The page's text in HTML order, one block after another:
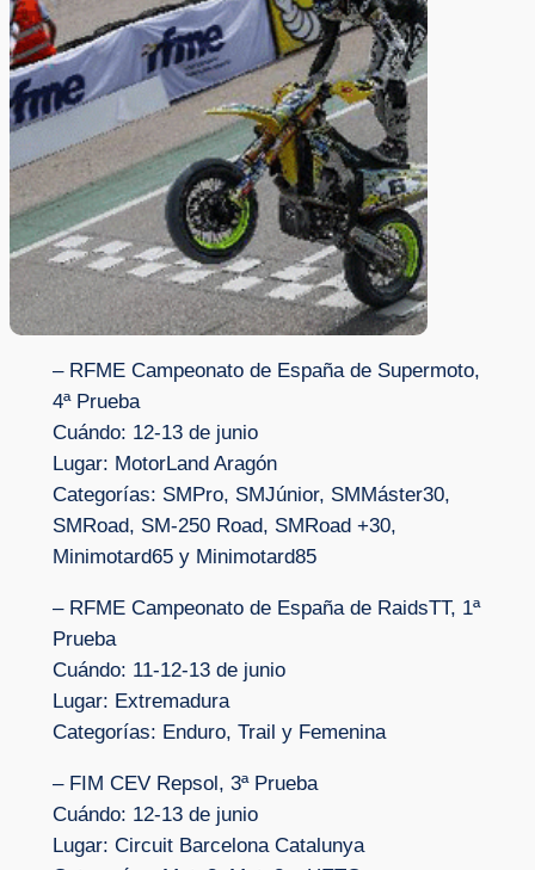
– RFME Campeonato de España de Supermoto,
4ª Prueba
Cuándo: 12-13 de junio
Lugar: MotorLand Aragón
Categorías: SMPro, SMJúnior, SMMáster30,
SMRoad, SM-250 Road, SMRoad +30,
Minimotard65 y Minimotard85
– RFME Campeonato de España de RaidsTT, 1ª
Prueba
Cuándo: 11-12-13 de junio
Lugar: Extremadura
Categorías: Enduro, Trail y Femenina
– FIM CEV Repsol, 3ª Prueba
Cuándo: 12-13 de junio
Lugar: Circuit Barcelona Catalunya